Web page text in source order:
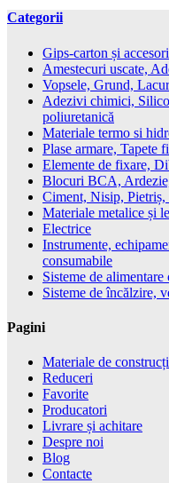
Categorii
Gips-carton și
Amestecuri uscate,
Vopsele, Grund,
Adezivi chimici,
poliuretanică
Materiale termo si
Plase armare, Tapete
Elemente de fixare,
Blocuri BCA,
Ciment, Nisip,
Materiale metalice și
Electrice
Instrumente,
consumabile
Sisteme de
Sisteme de încălzire,
Pagini
Materiale de
Reduceri
Favorite
Producatori
Livrare și achitare
Despre noi
Blog
Contacte